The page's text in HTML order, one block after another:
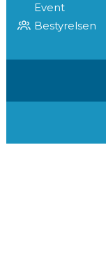
Event
Bestyrelsen